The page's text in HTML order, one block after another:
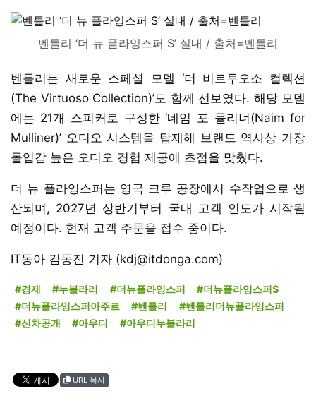
벤틀리 ‘더 뉴 플라잉스퍼 S’ 실내 / 출처=벤틀리
벤틀리는 새로운 스페셜 모델 ‘더 비르투오소 컬렉션
(The Virtuoso Collection)’도 함께 선보였다. 해당 모델
에는 21개 스피커로 구성한 ‘네임 포 뮬리너(Naim for
Mulliner)’ 오디오 시스템을 탑재해 브랜드 역사상 가장
몰입감 높은 오디오 경험 제공에 초점을 맞췄다.
더 뉴 플라잉스퍼는 영국 크루 공장에서 수작업으로 생
산되며, 2027년 상반기부터 국내 고객 인도가 시작될
예정이다. 현재 고객 주문을 접수 중이다.
IT동아 김동진 기자 (kdj@itdonga.com)
#경제 #누볼라리 #더뉴플라잉스퍼
#더뉴플라잉스퍼S
#더뉴플라잉스퍼아주르
#벤틀리
#벤틀리더뉴플라잉스퍼
#신차공개
#아우디 #아우디누볼라리
URL 복사